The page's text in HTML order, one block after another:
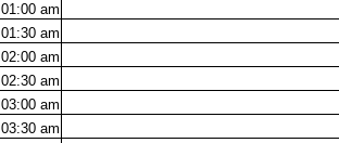
01:00 am
01:30 am
02:00 am
02:30 am
03:00 am
03:30 am